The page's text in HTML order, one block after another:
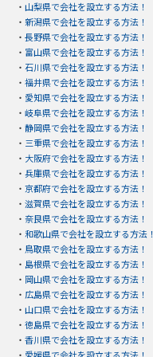
・ 山梨県で会社を設立する方法！
・ 新潟県で会社を設立する方法！
・ 長野県で会社を設立する方法！
・ 富山県で会社を設立する方法！
・ 石川県で会社を設立する方法！
・ 福井県で会社を設立する方法！
・ 愛知県で会社を設立する方法！
・ 岐阜県で会社を設立する方法！
・ 静岡県で会社を設立する方法！
・ 三重県で会社を設立する方法！
・ 大阪府で会社を設立する方法！
・ 兵庫県で会社を設立する方法！
・ 京都府で会社を設立する方法！
・ 滋賀県で会社を設立する方法！
・ 奈良県で会社を設立する方法！
・ 和歌山県で会社を設立する方法！
・ 鳥取県で会社を設立する方法！
・ 島根県で会社を設立する方法！
・ 岡山県で会社を設立する方法！
・ 広島県で会社を設立する方法！
・ 山口県で会社を設立する方法！
・ 徳島県で会社を設立する方法！
・ 香川県で会社を設立する方法！